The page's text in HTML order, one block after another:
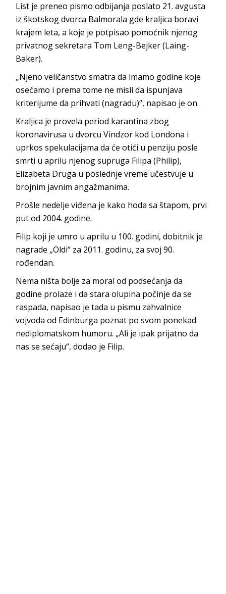
List je preneo pismo odbijanja poslato 21. avgusta
iz škotskog dvorca Balmorala gde kraljica boravi
krajem leta, a koje je potpisao pomoćnik njenog
privatnog sekretara Tom Leng-Bejker (Laing-
Baker).
„Njeno veličanstvo smatra da imamo godine koje
osećamo i prema tome ne misli da ispunjava
kriterijume da prihvati (nagradu)“, napisao je on.
Kraljica je provela period karantina zbog
koronavirusa u dvorcu Vindzor kod Londona i
uprkos spekulacijama da će otići u penziju posle
smrti u aprilu njenog supruga Filipa (Philip),
Elizabeta Druga u poslednje vreme učestvuje u
brojnim javnim angažmanima.
Prošle nedelje viđena je kako hoda sa štapom, prvi
put od 2004. godine.
Filip koji je umro u aprilu u 100. godini, dobitnik je
nagrade „Oldi“ za 2011. godinu, za svoj 90.
rođendan.
Nema ništa bolje za moral od podsećanja da
godine prolaze i da stara olupina počinje da se
raspada, napisao je tada u pismu zahvalnice
vojvoda od Edinburga poznat po svom ponekad
nediplomatskom humoru. „Ali je ipak prijatno da
nas se sećaju“, dodao je Filip.